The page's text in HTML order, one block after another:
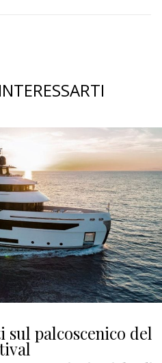
palcoscenico del